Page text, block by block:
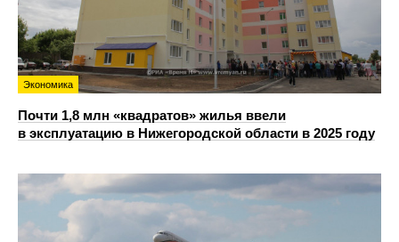
Экономика
Почти 1,8 млн «квадратов» жилья ввели
в эксплуатацию в Нижегородской области в 2025 году